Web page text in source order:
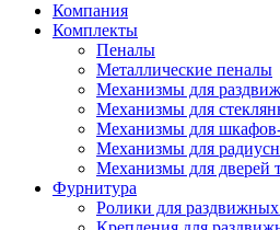
Компания
Комплекты
Пеналы
Металлические пеналы
Механизмы для
Механизмы для
Механизмы для
Механизмы для
Механизмы для дверей
Фурнитура
Ролики для раздвижных